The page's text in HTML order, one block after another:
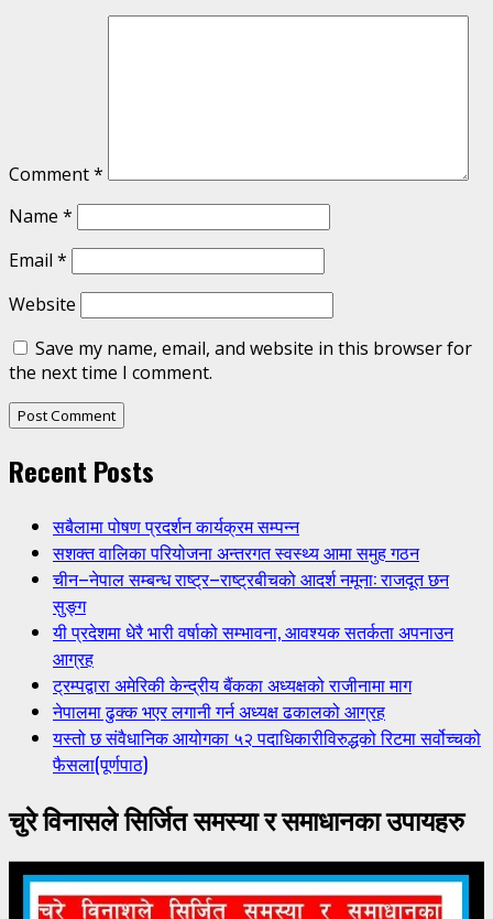
Comment*
Name *
Email *
Website
Save my name, email, and website in this browser for
the next time I comment.
Recent Posts
सबैलामा पोषण प्रदर्शन कार्यक्रम सम्पन्न
सशक्त वालिका परियोजना अन्तरगत स्वस्थ्य आमा समुह गठन
चीन–नेपाल सम्बन्ध राष्ट्र–राष्ट्रबीचको आदर्श नमूना: राजदूत छन
सुङ्ग
यी प्रदेशमा धेरै भारी वर्षाको सम्भावना, आवश्यक सतर्कता अपनाउन
आग्रह
ट्रम्पद्वारा अमेरिकी केन्द्रीय बैंकका अध्यक्षको राजीनामा माग
नेपालमा ढुक्क भएर लगानी गर्न अध्यक्ष ढकालको आग्रह
यस्तो छ संवैधानिक आयोगका ५२ पदाधिकारीविरुद्धको रिटमा सर्वोच्चको
फैसला(पूर्णपाठ)
चुरे विनासले सिर्जित समस्या र समाधानका उपायहरु